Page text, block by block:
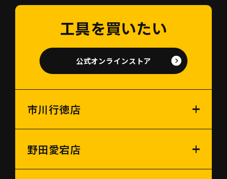
工具を買いたい
公式オンラインストア
市川行徳店
野田愛宕店